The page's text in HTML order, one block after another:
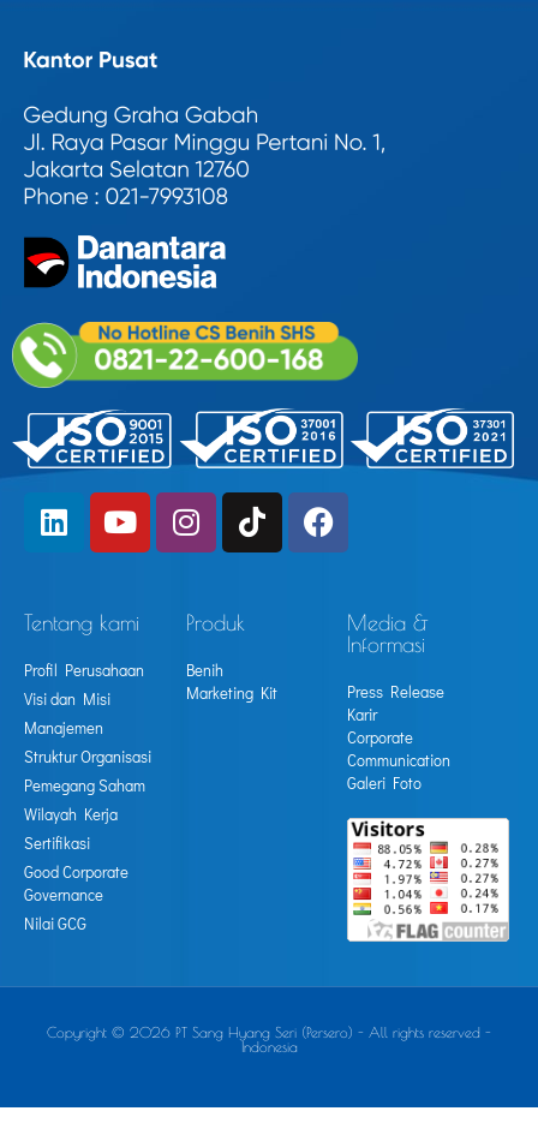
Tentang kami
Profil Perusahaan
Visi dan Misi
Manajemen
Struktur Organisasi
Pemegang Saham
Wilayah Kerja
Sertifikasi
Good Corporate
Governance
Nilai GCG
Produk
Benih
Marketing Kit
Media &
Informasi
Press Release
Karir
Corporate
Communication
Galeri Foto
Copyright © 2026 PT Sang Hyang Seri (Persero) - All rights reserved -
Indonesia